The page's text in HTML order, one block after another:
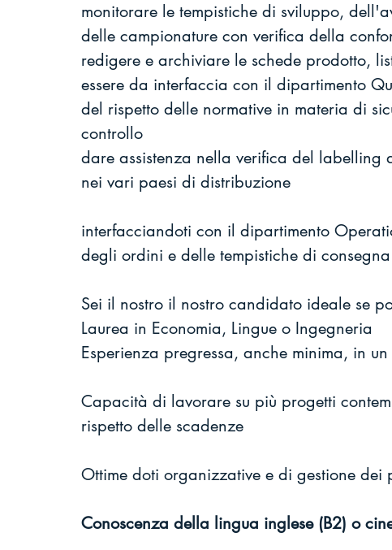
monitorare le tempistiche di sviluppo,
delle campionature con verifica della
redigere e archiviare le schede prodotto,
essere da interfaccia con il dipartimento
del rispetto delle normative in materia di
controllo
dare assistenza nella verifica del labelling
nei vari paesi di distribuzione
interfacciandoti con il dipartimento
degli ordini e delle tempistiche di
Sei il nostro il nostro candidato ideale se
Laurea in Economia, Lingue o Ingegneria
Esperienza pregressa, anche minima, in
Capacità di lavorare su più progetti
rispetto delle scadenze
Ottime doti organizzative e di gestione dei
Conoscenza della lingua inglese (B2) o